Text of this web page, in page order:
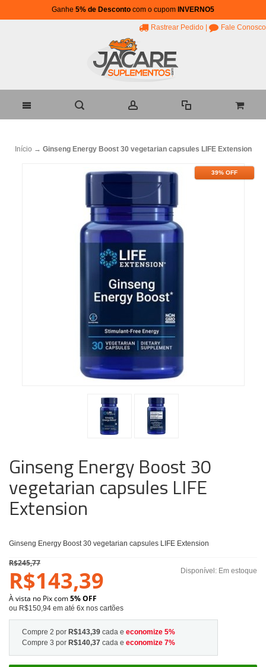
Ganhe 5% de Desconto com o cupom INVERNO5
Rastrear Pedido Fale Conosco
Início → Ginseng Energy Boost 30 vegetarian capsules LIFE Extension
39% OFF
Ginseng Energy Boost 30
vegetarian capsules LIFE
Extension
Ginseng Energy Boost 30 vegetarian capsules LIFE Extension
Disponível: Em estoque
R$245,77
R$143,39
À vista no Pix com5% OFF
ou R$150,94 em até 6x nos cartões
Compre 2 por R$143,39 cada e economize 5%
Compre 3 por R$140,37 cada e economize 7%